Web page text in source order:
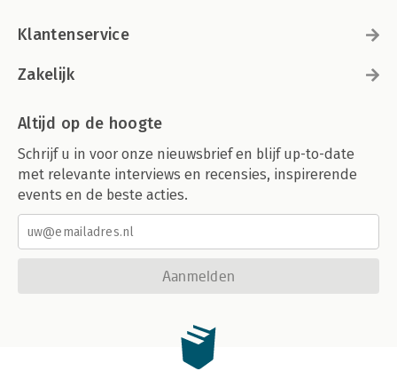
Klantenservice
Zakelijk
Altijd op de hoogte
Schrijf u in voor onze nieuwsbrief en blijf up-to-date
met relevante interviews en recensies, inspirerende
events en de beste acties.
Aanmelden